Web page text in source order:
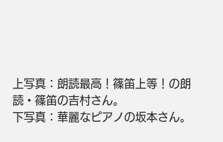
上写真：朗読最高！篠笛上等！の朗
読・篠笛の吉村さん。
下写真：華麗なピアノの坂本さん。